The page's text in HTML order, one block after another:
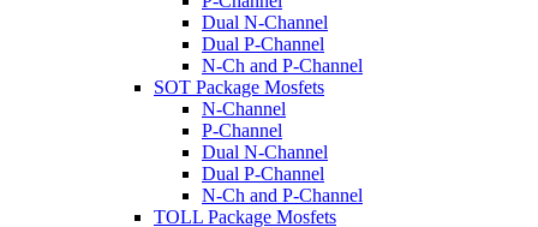
Dual N-Channel
Dual P-Channel
N-Ch and P-Channel
SOT Package Mosfets
N-Channel
P-Channel
Dual N-Channel
Dual P-Channel
N-Ch and P-Channel
TOLL Package Mosfets